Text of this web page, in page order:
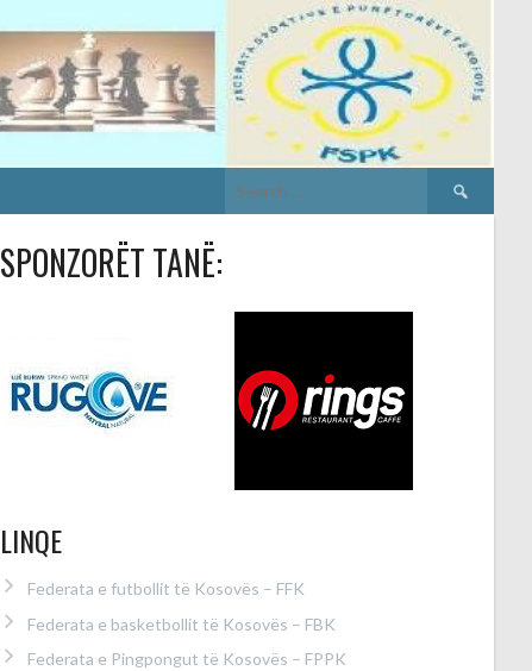
Search
for:
SPONZORËT TANË:
LINQE
Federata e futbollit të Kosovës – FFK
Federata e basketbollit të Kosovës – FBK
Federata e Pingpongut të Kosovës – FPPK